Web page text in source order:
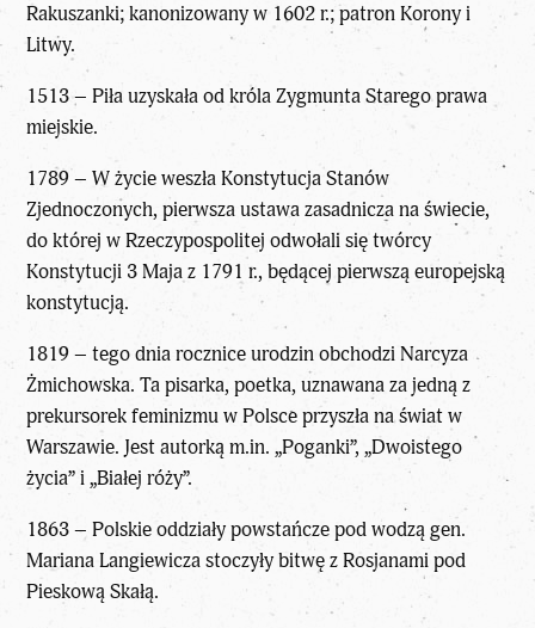
Rakuszanki; kanonizowany w 1602 r.; patron Korony i
Litwy.
1513 – Piła uzyskała od króla Zygmunta Starego prawa
miejskie.
1789 – W życie weszła Konstytucja Stanów
Zjednoczonych, pierwsza ustawa zasadnicza na świecie,
do której w Rzeczypospolitej odwołali się twórcy
Konstytucji 3 Maja z 1791 r., będącej pierwszą europejską
konstytucją.
1819 – tego dnia rocznice urodzin obchodzi Narcyza
Żmichowska. Ta pisarka, poetka, uznawana za jedną z
prekursorek feminizmu w Polsce przyszła na świat w
Warszawie. Jest autorką m.in. „Poganki”, „Dwoistego
życia” i „Białej róży”.
1863 – Polskie oddziały powstańcze pod wodzą gen.
Mariana Langiewicza stoczyły bitwę z Rosjanami pod
Pieskową Skałą.